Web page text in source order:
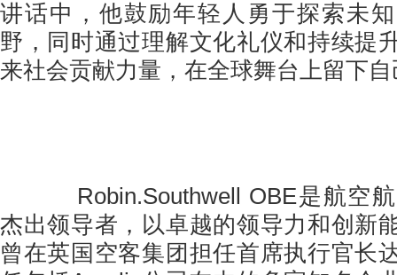
讲话中，他鼓励年轻人勇于探索未
野，同时通过理解文化礼仪和持续提
来社会贡献力量，在全球舞台上留下
Robin.Southwell OBE是航空航
杰出领导者，以卓越的领导力和创新
曾在英国空客集团担任首席执行官长